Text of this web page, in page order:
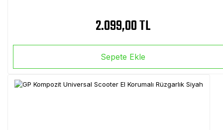
2.099,00 TL
Sepete Ekle